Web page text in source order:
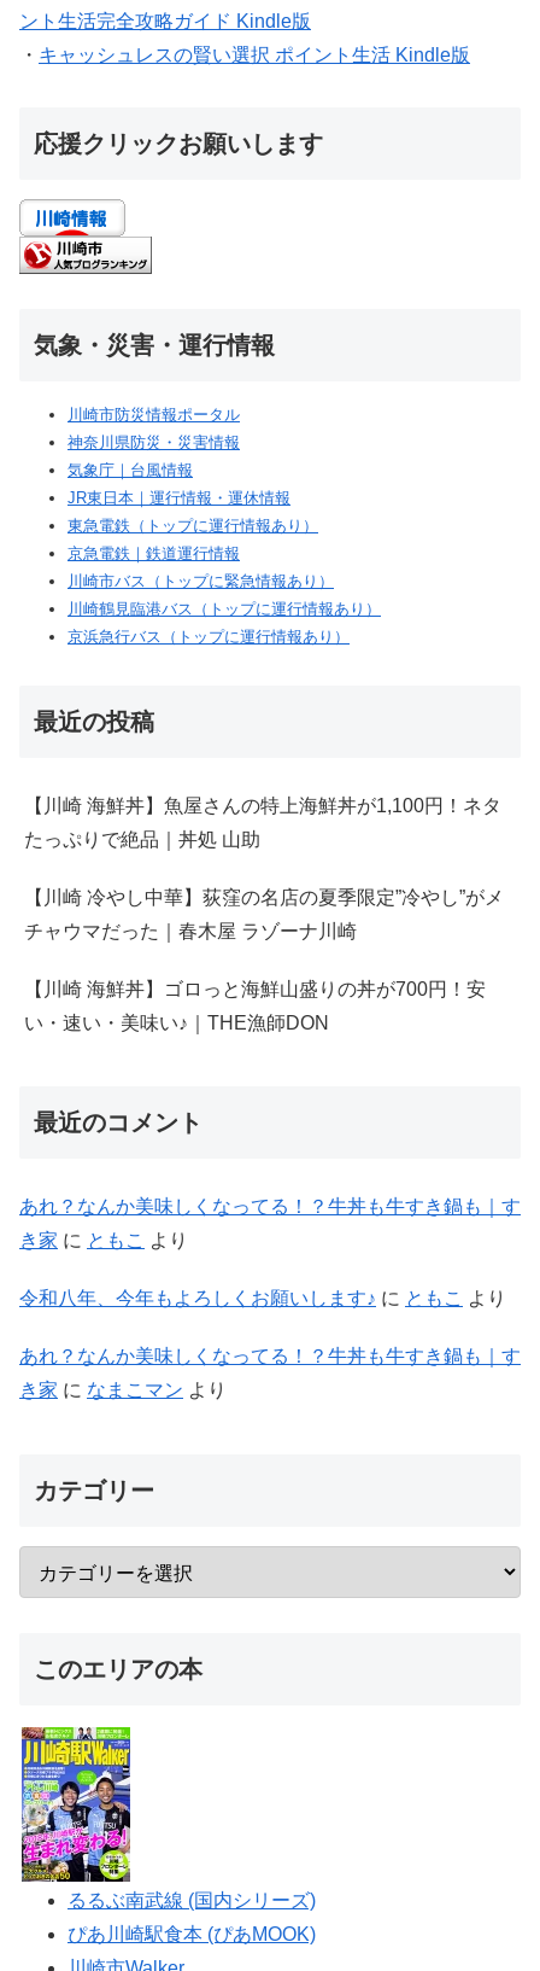
ント生活完全攻略ガイド Kindle版
・ キャッシュレスの賢い選択 ポイント生活 Kindle版
応援クリックお願いします
気象・災害・運行情報
川崎市防災情報ポータル
神奈川県防災・災害情報
気象庁｜台風情報
JR東日本｜運行情報・運休情報
東急電鉄（トップに運行情報あり）
京急電鉄｜鉄道運行情報
川崎市バス（トップに緊急情報あり）
川崎鶴見臨港バス（トップに運行情報あり）
京浜急行バス（トップに運行情報あり）
最近の投稿
【川崎 海鮮丼】魚屋さんの特上海鮮丼が1,100円！ネタ
たっぷりで絶品｜丼処 山助
【川崎 冷やし中華】荻窪の名店の夏季限定”冷やし”がメ
チャウマだった｜春木屋 ラゾーナ川崎
【川崎 海鮮丼】ゴロっと海鮮山盛りの丼が700円！安
い・速い・美味い♪｜THE漁師DON
最近のコメント
あれ？なんか美味しくなってる！？牛丼も牛すき鍋も｜す
き家 に ともこ より
令和八年、今年もよろしくお願いします♪ に ともこ より
あれ？なんか美味しくなってる！？牛丼も牛すき鍋も｜す
き家 に なまこマン より
カテゴリー
このエリアの本
るるぶ南武線 (国内シリーズ)
ぴあ川崎駅食本 (ぴあMOOK)